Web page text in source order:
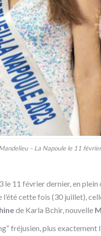
– La Napoule le 11
le 11 février dernier, en
cette fois (30 juillet),
de Karla Bchir, nouvelle
fréjusien, plus exactement